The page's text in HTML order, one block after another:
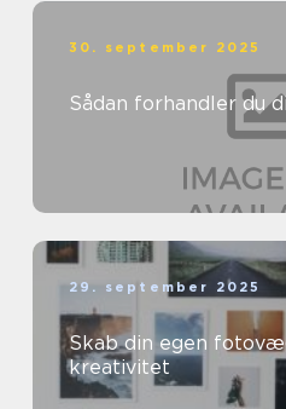
30. september 2025
Sådan forhandler du
29. september 2025
Skab din egen
kreativitet